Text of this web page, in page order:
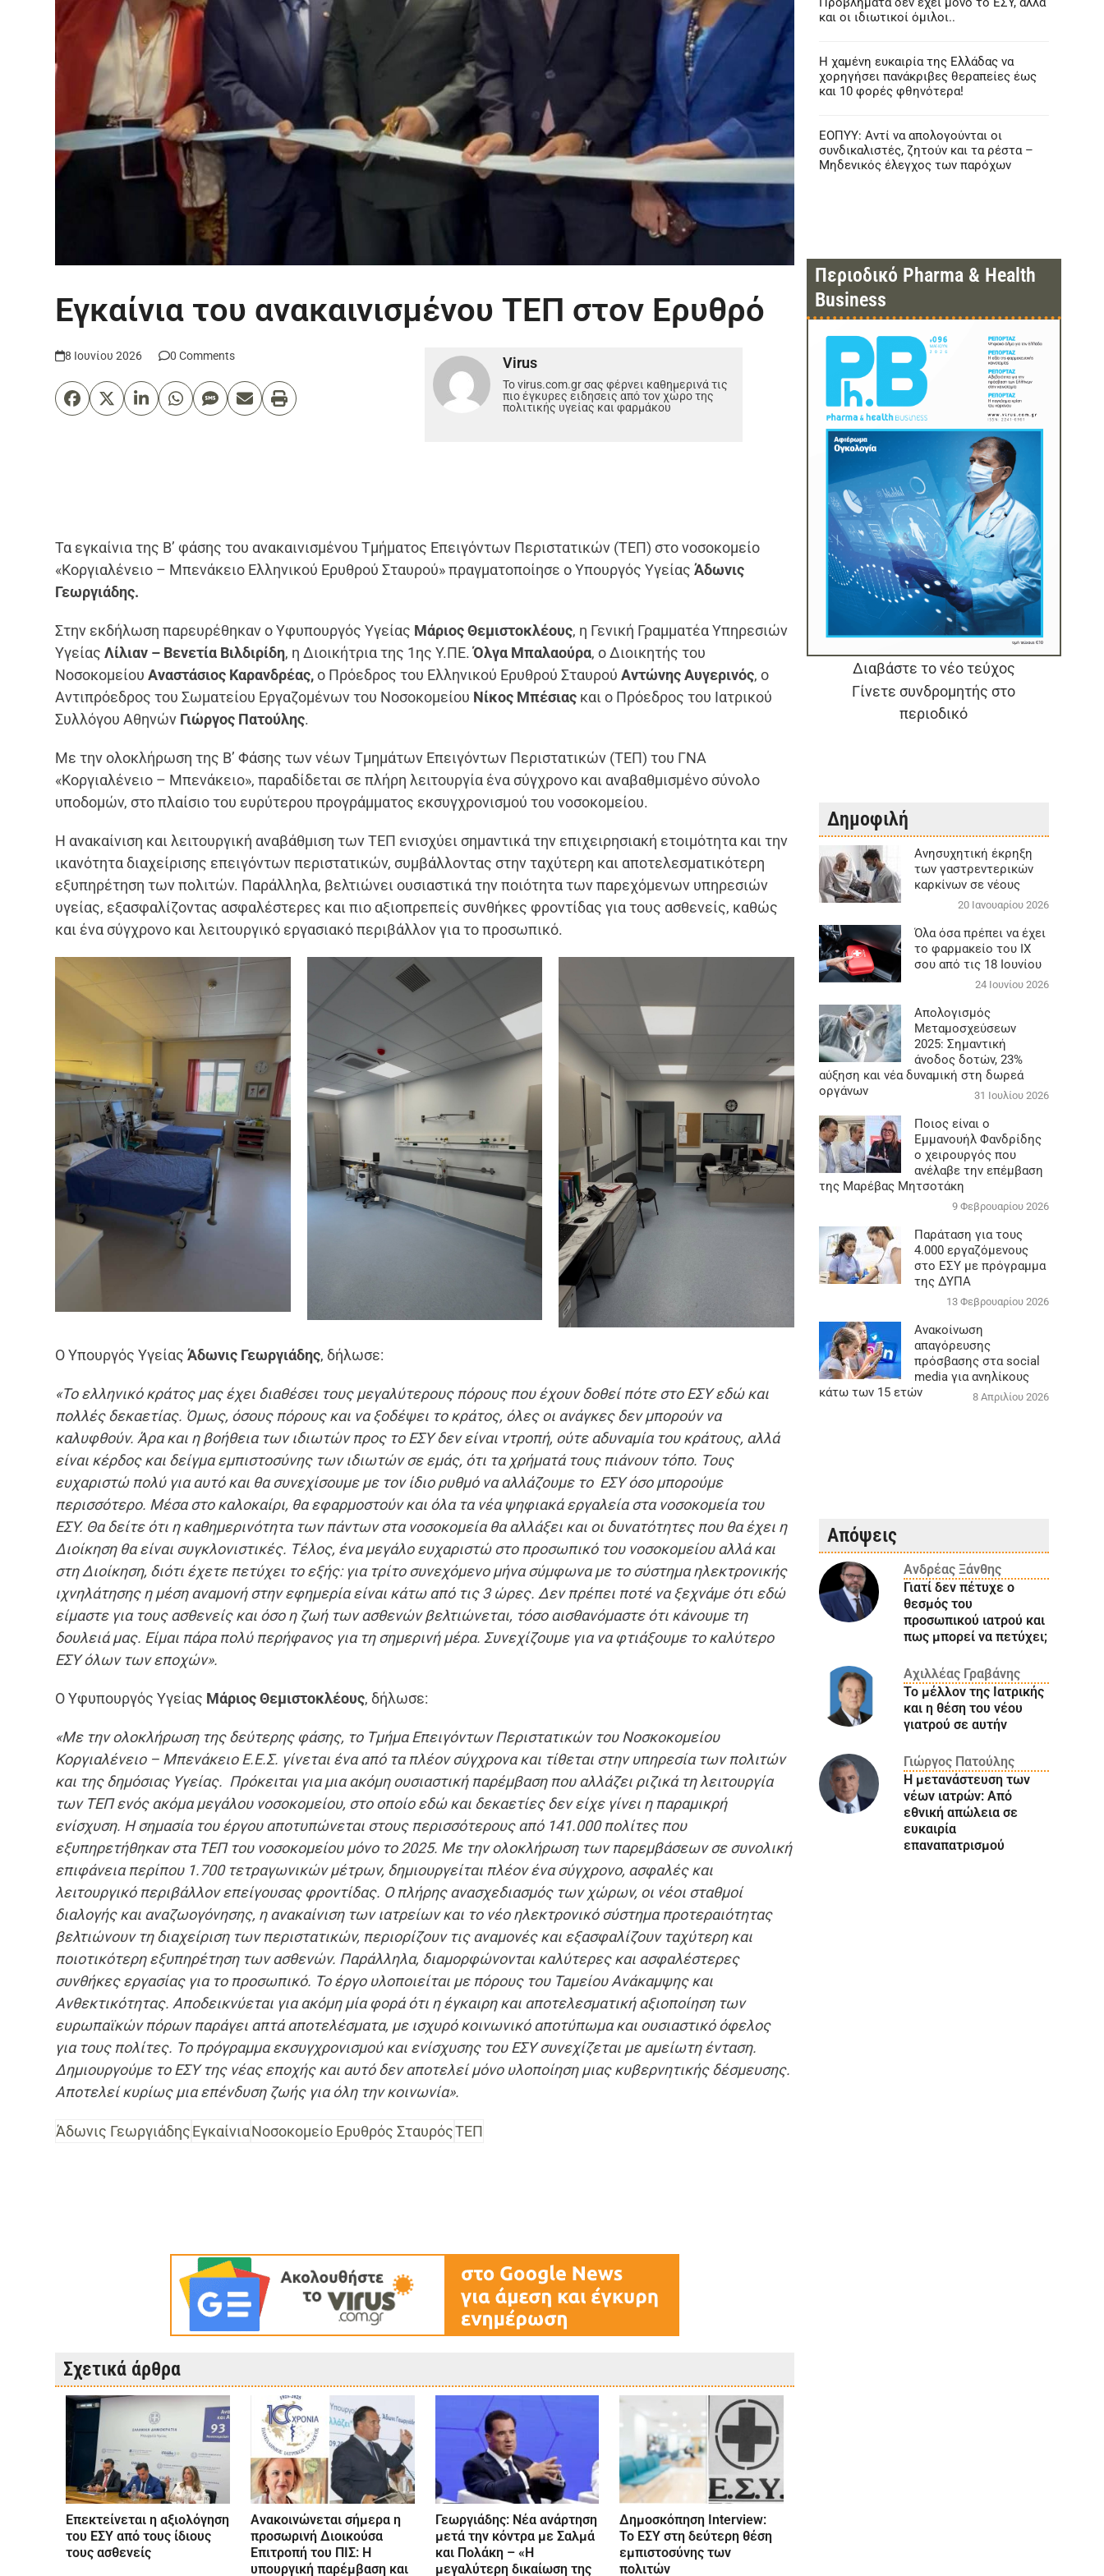
Εγκαίνια του ανακαινισμένου ΤΕΠ στον Ερυθρό
8 Ιουνίου 2026 0 Comments Virus
Το virus.com.gr σας φέρνει καθημερινά τις
πιο έγκυρες ειδησεις από τον χώρο της
πολιτικής υγείας και φαρμάκου
Τα εγκαίνια της Β’ φάσης του ανακαινισμένου Τμήματος Επειγόντων Περιστατικών (ΤΕΠ) στο νοσοκομείο
«Κοργιαλένειο – Μπενάκειο Ελληνικού Ερυθρού Σταυρού» πραγματοποίησε ο Υπουργός ΥγείαςΆδωνις
Γεωργιάδης.
Στην εκδήλωση παρευρέθηκαν ο Υφυπουργός Υγείας Μάριος Θεμιστοκλέους, η Γενική Γραμματέα Υπηρεσιών
ΥγείαςΛίλιαν – Βενετία Βιλδιρίδη, η Διοικήτρια της 1ης Υ.ΠΕ.Όλγα Μπαλαούρα, ο Διοικητής του
ΝοσοκομείουΑναστάσιος Καρανδρέας,ο Πρόεδρος του Ελληνικού Ερυθρού ΣταυρούΑντώνης Αυγερινός, ο
Αντιπρόεδρος του Σωματείου Εργαζομένων του Νοσοκομείου Νίκος Μπέσιας και ο Πρόεδρος του Ιατρικού
Συλλόγου Αθηνών Γιώργος Πατούλης.
Με την ολοκλήρωση της Β’ Φάσης των νέων Τμημάτων Επειγόντων Περιστατικών (ΤΕΠ) του ΓΝΑ
«Κοργιαλένειο – Μπενάκειο», παραδίδεται σε πλήρη λειτουργία ένα σύγχρονο και αναβαθμισμένο σύνολο
υποδομών, στο πλαίσιο του ευρύτερου προγράμματος εκσυγχρονισμού του νοσοκομείου.
Η ανακαίνιση και λειτουργική αναβάθμιση των ΤΕΠ ενισχύει σημαντικά την επιχειρησιακή ετοιμότητα και την
ικανότητα διαχείρισης επειγόντων περιστατικών, συμβάλλοντας στην ταχύτερη και αποτελεσματικότερη
εξυπηρέτηση των πολιτών. Παράλληλα, βελτιώνει ουσιαστικά την ποιότητα των παρεχόμενων υπηρεσιών
υγείας, εξασφαλίζοντας ασφαλέστερες και πιο αξιοπρεπείς συνθήκες φροντίδας για τους ασθενείς, καθώς
και ένα σύγχρονο και λειτουργικό εργασιακό περιβάλλον για το προσωπικό.
O Υπουργός ΥγείαςΆδωνις Γεωργιάδης, δήλωσε:
«Το ελληνικό κράτος μας έχει διαθέσει τους μεγαλύτερους πόρους που έχουν δοθεί πότε στο ΕΣΥ εδώ και
πολλές δεκαετίας. Όμως, όσους πόρους και να ξοδέψει το κράτος, όλες οι ανάγκες δεν μπορούν να
καλυφθούν. Άρα και η βοήθεια των ιδιωτών προς το ΕΣΥ δεν είναι ντροπή, ούτε αδυναμία του κράτους, αλλά
είναι κέρδος και δείγμα εμπιστοσύνης των ιδιωτών σε εμάς, ότι τα χρήματά τους πιάνουν τόπο. Τους
ευχαριστώ πολύ για αυτό και θα συνεχίσουμε με τον ίδιο ρυθμό να αλλάζουμε το ΕΣΥ όσο μπορούμε
περισσότερο. Μέσα στο καλοκαίρι, θα εφαρμοστούν και όλα τα νέα ψηφιακά εργαλεία στα νοσοκομεία του
ΕΣΥ. Θα δείτε ότι η καθημερινότητα των πάντων στα νοσοκομεία θα αλλάξει και οι δυνατότητες που θα έχει η
Διοίκηση θα είναι συγκλονιστικές. Τέλος, ένα μεγάλο ευχαριστώ στο προσωπικό του νοσοκομείου αλλά και
στη Διοίκηση, διότι έχετε πετύχει το εξής: για τρίτο συνεχόμενο μήνα σύμφωνα με το σύστημα ηλεκτρονικής
ιχνηλάτησης η μέση αναμονή στην εφημερία είναι κάτω από τις 3 ώρες. Δεν πρέπει ποτέ να ξεχνάμε ότι εδώ
είμαστε για τους ασθενείς και όσο η ζωή των ασθενών βελτιώνεται, τόσο αισθανόμαστε ότι κάνουμε τη
δουλειά μας. Είμαι πάρα πολύ περήφανος για τη σημερινή μέρα. Συνεχίζουμε για να φτιάξουμε το καλύτερο
ΕΣΥ όλων των εποχών».
Ο Υφυπουργός Υγείας Μάριος Θεμιστοκλέους, δήλωσε:
«Με την ολοκλήρωση της δεύτερης φάσης, το Τμήμα Επειγόντων Περιστατικών του Νοσκοκομείου
Κοργιαλένειο – Μπενάκειο Ε.Ε.Σ. γίνεται ένα από τα πλέον σύγχρονα και τίθεται στην υπηρεσία των πολιτών
και της δημόσιας Υγείας. Πρόκειται για μια ακόμη ουσιαστική παρέμβαση που αλλάζει ριζικά τη λειτουργία
των ΤΕΠ ενός ακόμα μεγάλου νοσοκομείου, στο οποίο εδώ και δεκαετίες δεν είχε γίνει η παραμικρή
ενίσχυση. Η σημασία του έργου αποτυπώνεται στους περισσότερους από 141.000 πολίτες που
εξυπηρετήθηκαν στα ΤΕΠ του νοσοκομείου μόνο το 2025. Με την ολοκλήρωση των παρεμβάσεων σε συνολική
επιφάνεια περίπου 1.700 τετραγωνικών μέτρων, δημιουργείται πλέον ένα σύγχρονο, ασφαλές και
λειτουργικό περιβάλλον επείγουσας φροντίδας. Ο πλήρης ανασχεδιασμός των χώρων, οι νέοι σταθμοί
διαλογής και αναζωογόνησης, η ανακαίνιση των ιατρείων και το νέο ηλεκτρονικό σύστημα προτεραιότητας
βελτιώνουν τη διαχείριση των περιστατικών, περιορίζουν τις αναμονές και εξασφαλίζουν ταχύτερη και
ποιοτικότερη εξυπηρέτηση των ασθενών. Παράλληλα, διαμορφώνονται καλύτερες και ασφαλέστερες
συνθήκες εργασίας για το προσωπικό. Το έργο υλοποιείται με πόρους του Ταμείου Ανάκαμψης και
Ανθεκτικότητας. Αποδεικνύεται για ακόμη μία φορά ότι η έγκαιρη και αποτελεσματική αξιοποίηση των
ευρωπαϊκών πόρων παράγει απτά αποτελέσματα, με ισχυρό κοινωνικό αποτύπωμα και ουσιαστικό όφελος
για τους πολίτες. Το πρόγραμμα εκσυγχρονισμού και ενίσχυσης του ΕΣΥ συνεχίζεται με αμείωτη ένταση.
Δημιουργούμε το ΕΣΥ της νέας εποχής και αυτό δεν αποτελεί μόνο υλοποίηση μιας κυβερνητικής δέσμευσης.
Αποτελεί κυρίως μια επένδυση ζωής για όλη την κοινωνία».
Άδωνις ΓεωργιάδηςΕγκαίνιαΝοσοκομείο Ερυθρός ΣταυρόςΤΕΠ
Σχετικά άρθρα
Επεκτείνεται η αξιολόγηση
του ΕΣΥ από τους ίδιους
τους ασθενείς
Ανακοινώνεται σήμερα η
προσωρινή Διοικούσα
Επιτροπή του ΠΙΣ: Η
υπουργική παρέμβαση και
Γεωργιάδης: Νέα ανάρτηση
μετά την κόντρα με Σαλμά
και Πολάκη – «Η
μεγαλύτερη δικαίωση της
Δημοσκόπηση Interview:
Το ΕΣΥ στη δεύτερη θέση
εμπιστοσύνης των
πολιτών
και οι ιδιωτικοί όμιλοι..
Η χαμένη ευκαιρία της Ελλάδας να
χορηγήσει πανάκριβες θεραπείες έως
και 10 φορές φθηνότερα!
ΕΟΠΥΥ: Αντί να απολογούνται οι
συνδικαλιστές, ζητούν και τα ρέστα –
Μηδενικός έλεγχος των παρόχων
Περιοδικό Pharma & Health
Business
Διαβάστε το νέο τεύχος
Γίνετε συνδρομητής στο
περιοδικό
Δημοφιλή
Aνησυχητική έκρηξη
των γαστρεντερικών
καρκίνων σε νέους
20 Ιανουαρίου 2026
Όλα όσα πρέπει να έχει
το φαρμακείο του ΙΧ
σου από τις 18 Ιουνίου
24 Ιουνίου 2026
Απολογισμός
Μεταμοσχεύσεων
2025: Σημαντική
άνοδος δοτών, 23%
αύξηση και νέα δυναμική στη δωρεά
οργάνων
31 Ιουλίου 2026
Ποιος είναι ο
Εμμανουήλ Φανδρίδης
ο χειρουργός που
ανέλαβε την επέμβαση
της Μαρέβας Μητσοτάκη
9 Φεβρουαρίου 2026
Παράταση για τους
4.000 εργαζόμενους
στο ΕΣΥ με πρόγραμμα
της ΔΥΠΑ
13 Φεβρουαρίου 2026
Ανακοίνωση
απαγόρευσης
πρόσβασης στα social
media για ανηλίκους
κάτω των 15 ετών
8 Απριλίου 2026
Απόψεις
Ανδρέας Ξάνθης
Γιατί δεν πέτυχε ο
θεσμός του
προσωπικού ιατρού και
πως μπορεί να πετύχει;
Αχιλλέας Γραβάνης
Το μέλλον της Ιατρικής
και η θέση του νέου
γιατρού σε αυτήν
Γιώργος Πατούλης
Η μετανάστευση των
νέων ιατρών: Aπό
εθνική απώλεια σε
ευκαιρία
επαναπατρισμού